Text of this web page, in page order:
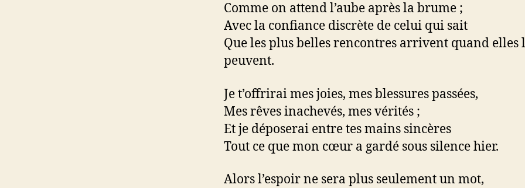
Comme on attend l’aube après la brume ;
Avec la confiance discrète de celui qui sait
Que les plus belles rencontres arrivent quand elles
peuvent.
Je t’offrirai mes joies, mes blessures passées,
Mes rêves inachevés, mes vérités ;
Et je déposerai entre tes mains sincères
Tout ce que mon cœur a gardé sous silence hier.
Alors l’espoir ne sera plus seulement un mot,